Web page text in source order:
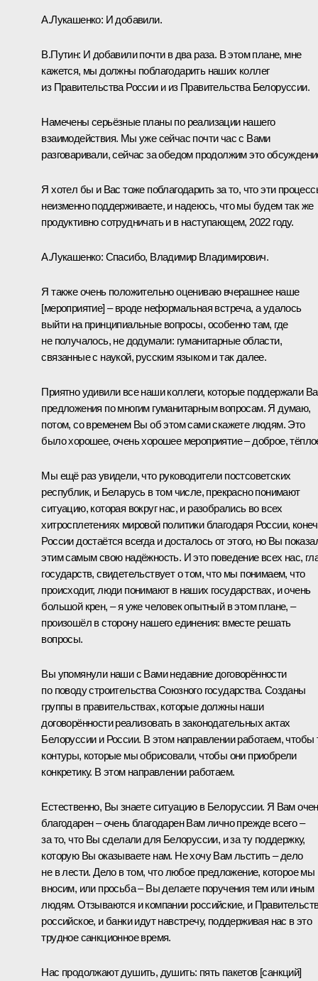
А.Лукашенко: И добавили.
В.Путин: И добавили почти в два раза. В этом плане, мне
кажется, мы должны поблагодарить наших коллег
из Правительства России и из Правительства Белоруссии.
Намечены серьёзные планы по реализации нашего
взаимодействия. Мы уже сейчас почти час с Вами
разговаривали, сейчас за обедом продолжим это
Я хотел бы и Вас тоже поблагодарить за то, что эти
неизменно поддерживаете, и надеюсь, что мы будем так же
продуктивно сотрудничать и в наступающем, 2022 году.
А.Лукашенко: Спасибо, Владимир Владимирович.
Я также очень положительно оцениваю вчерашнее наше
[мероприятие] – вроде неформальная встреча, а удалось
выйти на принципиальные вопросы, особенно там, где
не получалось, не додумали: гуманитарные области,
связанные с наукой, русским языком и так далее.
Приятно удивили все наши коллеги, которые поддержали
предложения по многим гуманитарным вопросам. Я думаю,
потом, со временем Вы об этом сами скажете людям. Это
было хорошее, очень хорошее мероприятие – доброе,
Мы ещё раз увидели, что руководители постсоветских
республик, и Беларусь в том числе, прекрасно понимают
ситуацию, которая вокруг нас, и разобрались во всех
хитросплетениях мировой политики благодаря России,
России достаётся всегда и досталось от этого, но Вы
этим самым свою надёжность. И это поведение всех нас,
государств, свидетельствует о том, что мы понимаем, что
происходит, люди понимают в наших государствах, и очень
большой крен, – я уже человек опытный в этом плане, –
произошёл в сторону нашего единения: вместе решать
вопросы.
Вы упомянули наши с Вами недавние договорённости
по поводу строительства Союзного государства. Созданы
группы в правительствах, которые должны наши
договорённости реализовать в законодательных актах
Белоруссии и России. В этом направлении работаем, чтобы
контуры, которые мы обрисовали, чтобы они приобрели
конкретику. В этом направлении работаем.
Естественно, Вы знаете ситуацию в Белоруссии. Я Вам
благодарен – очень благодарен Вам лично прежде всего –
за то, что Вы сделали для Белоруссии, и за ту поддержку,
которую Вы оказываете нам. Не хочу Вам льстить – дело
не в лести. Дело в том, что любое предложение, которое мы
вносим, или просьба – Вы делаете поручения тем или иным
людям. Отзываются и компании российские, и
российское, и банки идут навстречу, поддерживая нас в это
трудное санкционное время.
Нас продолжают душить, душить: пять пакетов [санкций]